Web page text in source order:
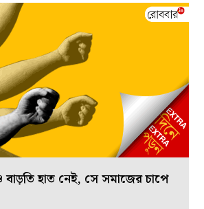
হাত নেই, সে সমাজের চাপে